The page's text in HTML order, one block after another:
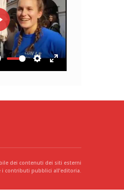
Play
dei contenuti dei siti esterni
contributi pubblici all’editoria.